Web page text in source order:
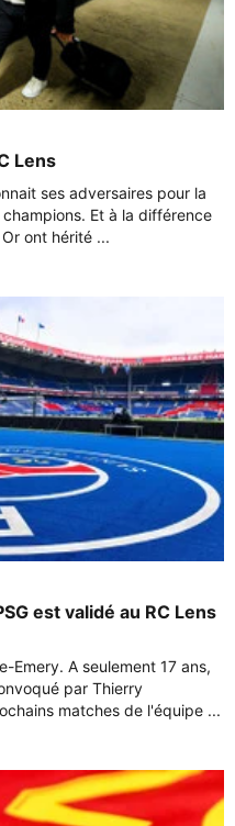
Lens
ses adversaires pour la
Et à la différence
ont hérité ...
est validé au RC Lens
Emery. A seulement 17 ans,
par Thierry
matches de l'équipe ...